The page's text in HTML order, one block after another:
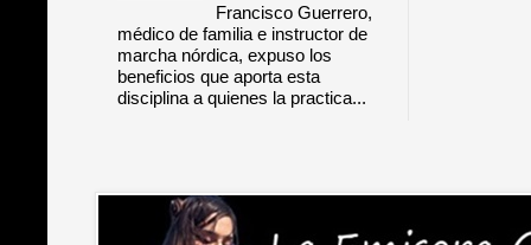
Francisco Guerrero,
médico de familia e instructor de
marcha nórdica, expuso los
beneficios que aporta esta
disciplina a quienes la practica...